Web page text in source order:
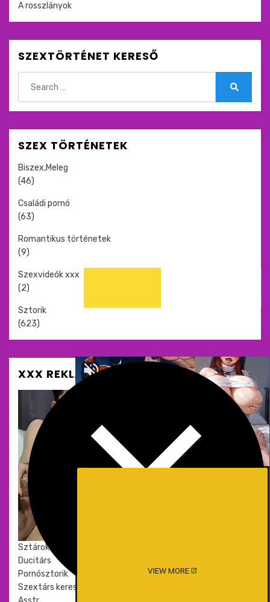
A rosszlányok
SZEXTÖRTÉNET KERESŐ
for:
SZEX TÖRTÉNETEK
Biszex,Meleg
(46)
Családi pornó
(63)
Romantikus történetek
(9)
Szexvideók xxx
(2)
Sztorik
(623)
XXX REKLÁM ÉS SZEXOLDALAK
Meztelen
Sztárok
Ducitárs
Pornósztorik
Szextárs kereső
VIEW MORE